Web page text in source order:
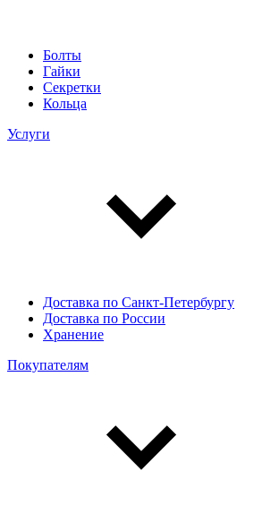
Болты
Гайки
Секретки
Кольца
Услуги
Доставка по Санкт-Петербургу
Доставка по России
Хранение
Покупателям